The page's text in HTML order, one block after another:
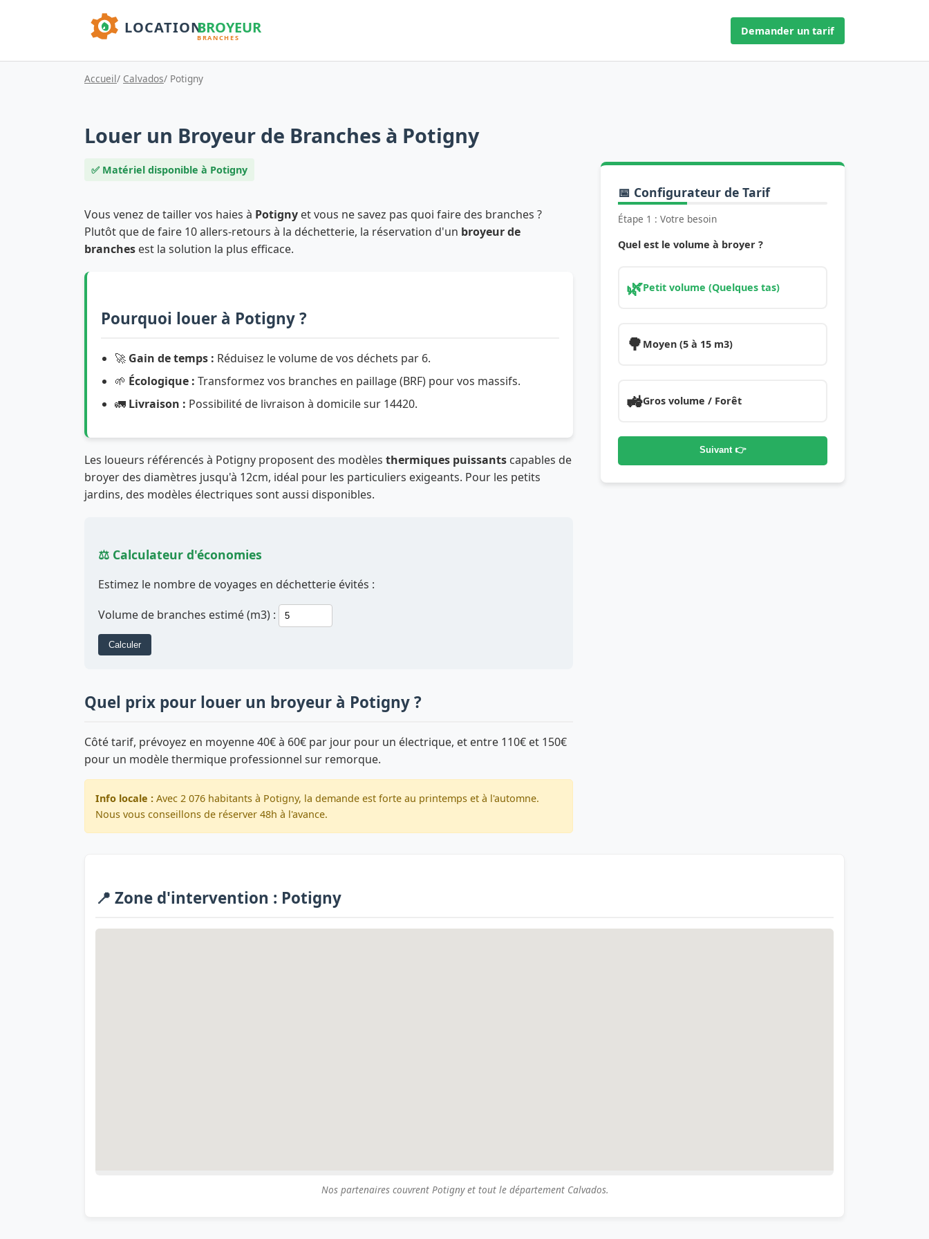
Demander un tarif
Accueil/ Calvados/ Potigny
Louer un Broyeur de Branches à Potigny
✅ Matériel disponible à Potigny
Vous venez de tailler vos haies à Potigny et vous ne savez pas quoi faire des branches ?
Plutôt que de faire 10 allers-retours à la déchetterie, la réservation d'un broyeur de
branches est la solution la plus efficace.
Pourquoi louer à Potigny ?
🚀 Gain de temps : Réduisez le volume de vos déchets par 6.
🌱 Écologique : Transformez vos branches en paillage (BRF) pour vos massifs.
🚛 Livraison : Possibilité de livraison à domicile sur 14420.
Les loueurs référencés à Potigny proposent des modèles thermiques puissants capables de
broyer des diamètres jusqu'à 12cm, idéal pour les particuliers exigeants. Pour les petits
jardins, des modèles électriques sont aussi disponibles.
⚖️ Calculateur d'économies
Estimez le nombre de voyages en déchetterie évités :
Volume de branches estimé (m3) :
Calculer
Quel prix pour louer un broyeur à Potigny ?
Côté tarif, prévoyez en moyenne 40€ à 60€ par jour pour un électrique, et entre 110€ et 150€
pour un modèle thermique professionnel sur remorque.
Info locale : Avec 2 076 habitants à Potigny, la demande est forte au printemps et à l'automne.
Nous vous conseillons de réserver 48h à l'avance.
📅 Configurateur de Tarif
Étape 1 : Votre besoin
Quel est le volume à broyer ?
🌿Petit volume (Quelques tas)
🌳 Moyen (5 à 15 m3)
🚜Gros volume / Forêt
Suivant 👉
📍 Zone d'intervention : Potigny
Nos partenaires couvrent Potigny et tout le département Calvados.